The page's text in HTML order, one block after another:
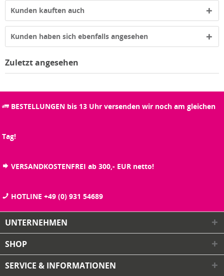
Kunden kauften auch
Kunden haben sich ebenfalls angesehen
Zuletzt angesehen
BESTELLUNGEN bis 13 Uhr versenden wir noch am gleichen
Tag!
VERSANDKOSTENFREI ab 300,- EUR netto!
HOTLINE +49 (0) 931 54689
UNTERNEHMEN
SHOP
SERVICE & INFORMATIONEN